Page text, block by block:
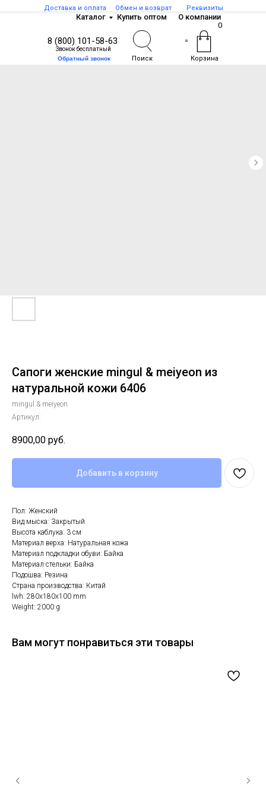
8 (800) 101-58-63
Звонок бесплатный
Каталог Купить оптом О компании
Доставка и оплата Обмен и возврат Реквизиты
0
=
Обратный звонок Поиск Корзина
Сапоги женские mingul & meiyeon из
натуральной кожи 6406
mingul & meiyeon
Артикул:
8900,00 руб.
Добавить в корзину
Пол: Женский
Вид мыска: Закрытый
Высота каблука: 3 см
Материал верха: Натуральная кожа
Материал подкладки обуви: Байка
Материал стельки: Байка
Подошва: Резина
Страна производства: Китай
lwh: 280x180x100 mm
Weight: 2000 g
Вам могут понравиться эти товары